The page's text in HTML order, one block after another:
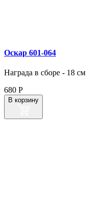
Оскар 601‑064
Награда в сборе - 18 см
680 Р
В корзину